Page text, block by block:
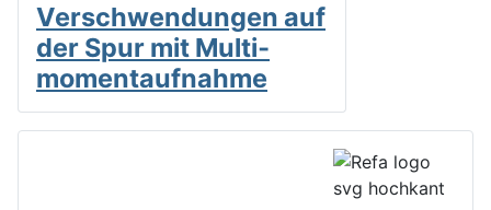
Verschwendungen auf
der Spur mit Multi­
moment­aufnahme